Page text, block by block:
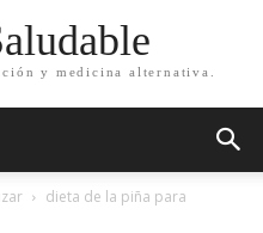
y medicina alternativa.
dieta de la piña para